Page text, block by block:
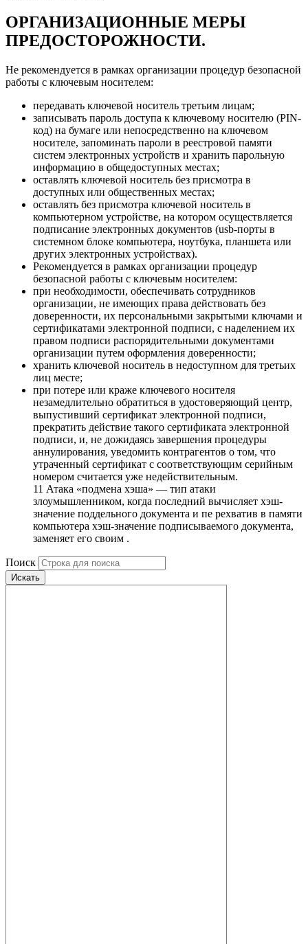
ОРГАНИЗАЦИОННЫЕ МЕРЫ
ПРЕДОСТОРОЖНОСТИ.
Не рекомендуется в рамках организации процедур безопасной
работы с ключевым носителем:
передавать ключевой носитель третьим лицам;
записывать пароль доступа к ключевому носителю (PIN-
код) на бумаге или непосредственно на ключевом
носителе, запоминать пароли в реестровой памяти
систем электронных устройств и хранить парольную
информацию в общедоступных местах;
оставлять ключевой носитель без присмотра в
доступных или общественных местах;
оставлять без присмотра ключевой носитель в
компьютерном устройстве, на котором осуществляется
подписание электронных документов (usb-порты в
системном блоке компьютера, ноутбука, планшета или
других электронных устройствах).
Рекомендуется в рамках организации процедур
безопасной работы с ключевым носителем:
при необходимости, обеспечивать сотрудников
организации, не имеющих права действовать без
доверенности, их персональными закрытыми ключами и
сертификатами электронной подписи, с наделением их
правом подписи распорядительными документами
организации путем оформления доверенности;
хранить ключевой носитель в недоступном для третьих
лиц месте;
при потере или краже ключевого носителя
незамедлительно обратиться в удостоверяющий центр,
выпустивший сертификат электронной подписи,
прекратить действие такого сертификата электронной
подписи, и, не дожидаясь завершения процедуры
аннулирования, уведомить контрагентов о том, что
утраченный сертификат с соответствующим серийным
номером считается уже недействительным.
11 Атака «подмена хэша» — тип атаки
злоумышленником, когда последний вычисляет хэш-
значение поддельного документа и пе рехватив в памяти
компьютера хэш-значение подписываемого документа,
заменяет его своим .
Поиск
Искать